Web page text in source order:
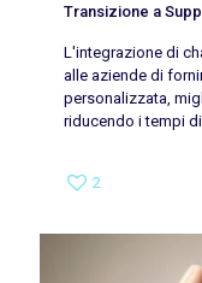
Transizione a
L'integrazione di
alle aziende di
personalizzata,
riducendo i tempi
2